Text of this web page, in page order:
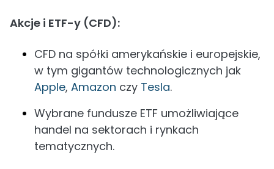
Akcje i ETF-y (CFD):
CFD na spółki amerykańskie i europejskie,
w tym gigantów technologicznych jak
Apple, Amazon czy Tesla.
Wybrane fundusze ETF umożliwiające
handel na sektorach i rynkach
tematycznych.